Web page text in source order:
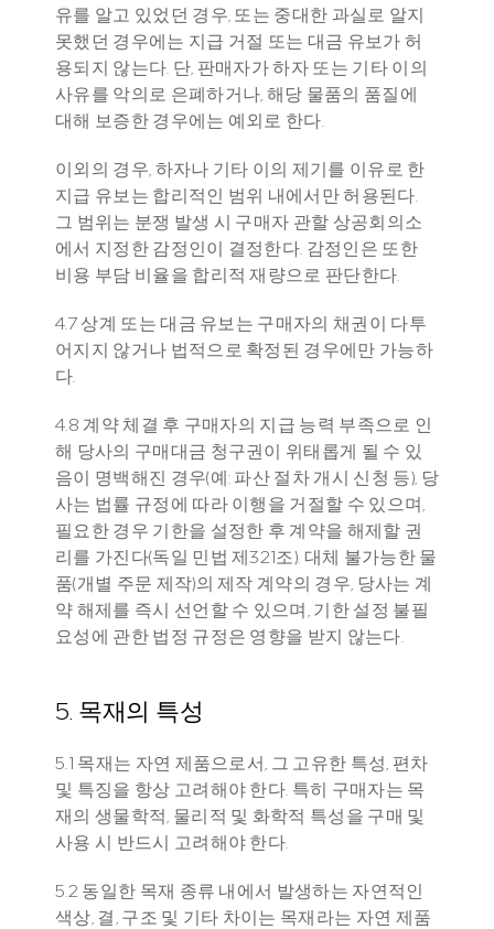
유를 알고 있었던 경우, 또는 중대한 과실로 알지
못했던 경우에는 지급 거절 또는 대금 유보가 허
용되지 않는다. 단, 판매자가 하자 또는 기타 이의
사유를 악의로 은폐하거나, 해당 물품의 품질에
대해 보증한 경우에는 예외로 한다.
이외의 경우, 하자나 기타 이의 제기를 이유로 한
지급 유보는 합리적인 범위 내에서만 허용된다.
그 범위는 분쟁 발생 시 구매자 관할 상공회의소
에서 지정한 감정인이 결정한다. 감정인은 또한
비용 부담 비율을 합리적 재량으로 판단한다.
4.7 상계 또는 대금 유보는 구매자의 채권이 다투
어지지 않거나 법적으로 확정된 경우에만 가능하
다.
4.8 계약 체결 후 구매자의 지급 능력 부족으로 인
해 당사의 구매대금 청구권이 위태롭게 될 수 있
음이 명백해진 경우(예: 파산 절차 개시 신청 등), 당
사는 법률 규정에 따라 이행을 거절할 수 있으며,
필요한 경우 기한을 설정한 후 계약을 해제할 권
리를 가진다(독일 민법 제321조). 대체 불가능한 물
품(개별 주문 제작)의 제작 계약의 경우, 당사는 계
약 해제를 즉시 선언할 수 있으며, 기한 설정 불필
요성에 관한 법정 규정은 영향을 받지 않는다.
5. 목재의 특성
5.1 목재는 자연 제품으로서, 그 고유한 특성, 편차
및 특징을 항상 고려해야 한다. 특히 구매자는 목
재의 생물학적, 물리적 및 화학적 특성을 구매 및
사용 시 반드시 고려해야 한다.
5.2 동일한 목재 종류 내에서 발생하는 자연적인
색상, 결, 구조 및 기타 차이는 목재라는 자연 제품